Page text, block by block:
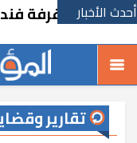
أحدث الأخبار
تقارير